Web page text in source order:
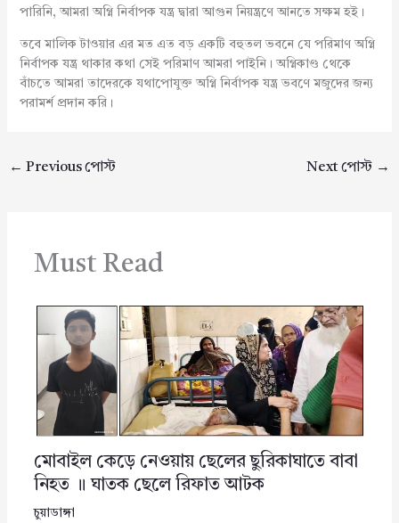
পারিনি, আমরা অগ্নি নির্বাপক যন্ত্র দ্বারা আগুন নিয়ন্ত্রণে আনতে সক্ষম হই।
তবে মালিক টাওয়ার এর মত এত বড় একটি বহুতল ভবনে যে পরিমাণ অগ্নি
নির্বাপক যন্ত্র থাকার কথা সেই পরিমাণ আমরা পাইনি। অগ্নিকাণ্ড থেকে
বাঁচতে আমরা তাদেরকে যথাপোযুক্ত অগ্নি নির্বাপক যন্ত্র ভবণে মজুদের জন্য
পরামর্শ প্রদান করি।
← Previous পোস্ট Next পোস্ট →
Must Read
মোবাইল কেড়ে নেওয়ায় ছেলের ছুরিকাঘাতে বাবা
নিহত ॥ ঘাতক ছেলে রিফাত আটক
চুয়াডাঙ্গা